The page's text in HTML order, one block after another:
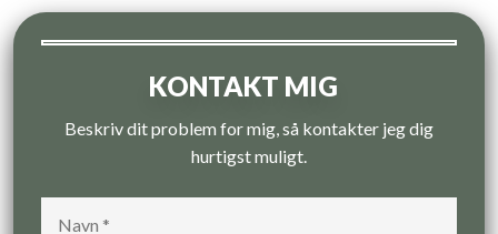
KONTAKT MIG
Beskriv dit problem for mig, så kontakter jeg dig
hurtigst muligt.